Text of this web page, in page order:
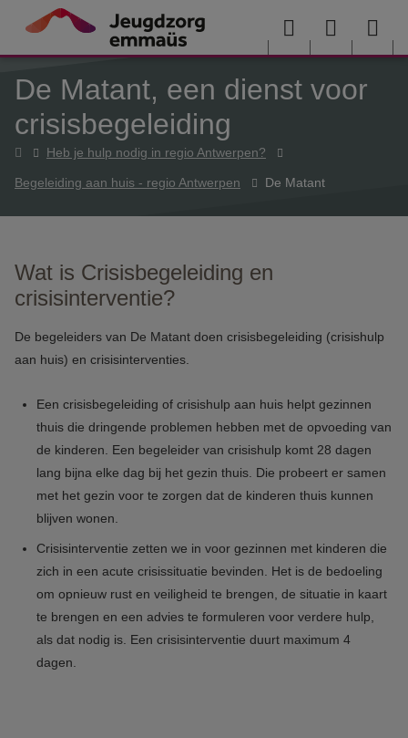
Overslaan en naar de inhoud gaan
Menu User
menu
De Matant, een dienst voor
crisisbegeleiding
HomeHeb je hulp nodig in regio Antwerpen?
Begeleiding aan huis - regio Antwerpen De Matant
Wat is Crisisbegeleiding en
crisisinterventie?
De begeleiders van De Matant doen crisisbegeleiding (crisishulp
aan huis) en crisisinterventies.
Een crisisbegeleiding of crisishulp aan huis helpt gezinnen
thuis die dringende problemen hebben met de opvoeding van
de kinderen. Een begeleider van crisishulp komt 28 dagen
lang bijna elke dag bij het gezin thuis. Die probeert er samen
met het gezin voor te zorgen dat de kinderen thuis kunnen
blijven wonen.
Crisisinterventie zetten we in voor gezinnen met kinderen die
zich in een acute crisissituatie bevinden. Het is de bedoeling
om opnieuw rust en veiligheid te brengen, de situatie in kaart
te brengen en een advies te formuleren voor verdere hulp,
als dat nodig is. Een crisisinterventie duurt maximum 4
dagen.